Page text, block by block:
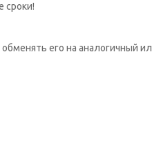
сроки!
его на аналогичный